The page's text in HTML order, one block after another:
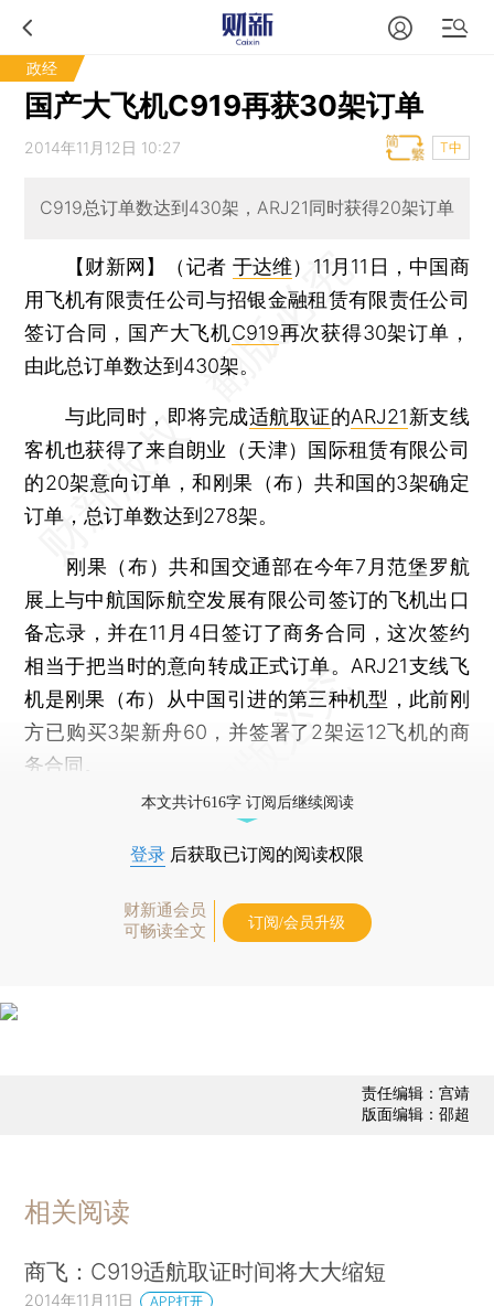
政经
国产大飞机C919再获30架订单
2014年11月12日 10:27 T中
C919总订单数达到430架，ARJ21同时获得20架订单
【财新网】（记者 于达维） 11月11日，中国商
用飞机有限责任公司与招银金融租赁有限责任公司
签订合同，国产大飞机C919再次获得30架订单，
由此总订单数达到430架。
与此同时，即将完成适航取证的ARJ21新支线
客机也获得了来自朗业（天津）国际租赁有限公司
的20架意向订单，和刚果（布）共和国的3架确定
订单，总订单数达到278架。
刚果（布）共和国交通部在今年7月范堡罗航
展上与中航国际航空发展有限公司签订的飞机出口
备忘录，并在11月4日签订了商务合同，这次签约
相当于把当时的意向转成正式订单。ARJ21支线飞
机是刚果（布）从中国引进的第三种机型，此前刚
方已购买3架新舟60，并签署了2架运12飞机的商
务合同。
本文共计616字 订阅后继续阅读
登录 后获取已订阅的阅读权限
财新通会员
可畅读全文
订阅/会员升级
责任编辑：宫靖
版面编辑：邵超
相关阅读
商飞：C919适航取证时间将大大缩短
2014年11月11日 APP打开